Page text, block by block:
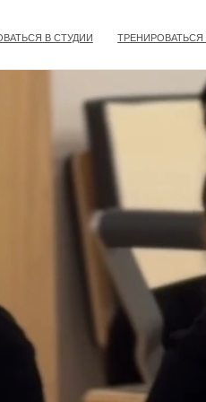
СТУДИИ ТРЕНИРОВАТЬСЯ ОНЛАЙН